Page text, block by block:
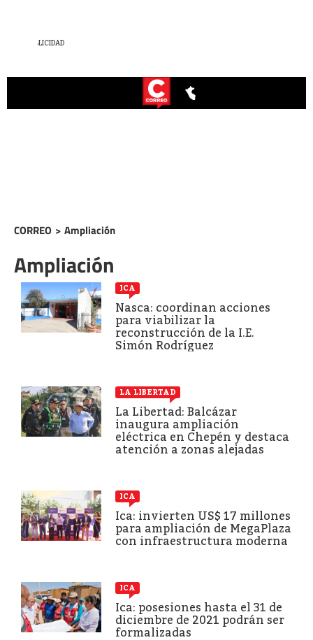
CORREO > Ampliación
Ampliación
ICA
Nasca: coordinan acciones
para viabilizar la
reconstrucción de la I.E.
Simón Rodríguez
LA LIBERTAD
La Libertad: Balcázar
inaugura ampliación
eléctrica en Chepén y destaca
atención a zonas alejadas
ICA
Ica: invierten US$ 17 millones
para ampliación de MegaPlaza
con infraestructura moderna
ICA
Ica: posesiones hasta el 31 de
diciembre de 2021 podrán ser
formalizadas